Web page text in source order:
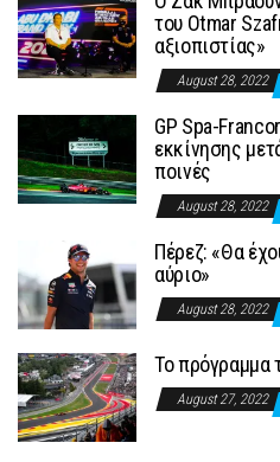
του Otmar
αξιοπιστίας»
August 28, 2022
GP Spa-
εκκίνησης
ποινές
August 28, 2022
Πέρεζ: «Θα
αύριο»
August 28, 2022
To πρόγραμμα
August 27, 2022